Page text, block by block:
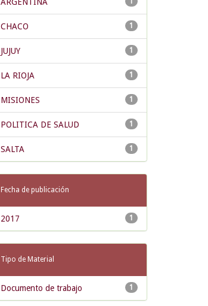
1
CHACO
1
JUJUY
1
LA RIOJA
1
MISIONES
1
POLITICA DE SALUD
1
SALTA
Fecha de publicación
1
2017
Tipo de Material
1
Documento de trabajo